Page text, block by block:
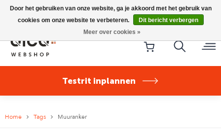
Riese & Müller Nevo5 Silent Core nu direct uit voorraad
leverbaar!
Testrit inplannen
Home Tags Muuranker
Door het gebruiken van onze website, ga je akkoord met het gebruik van
cookies om onze website te verbeteren.
Dit bericht verbergen
Meer over cookies »